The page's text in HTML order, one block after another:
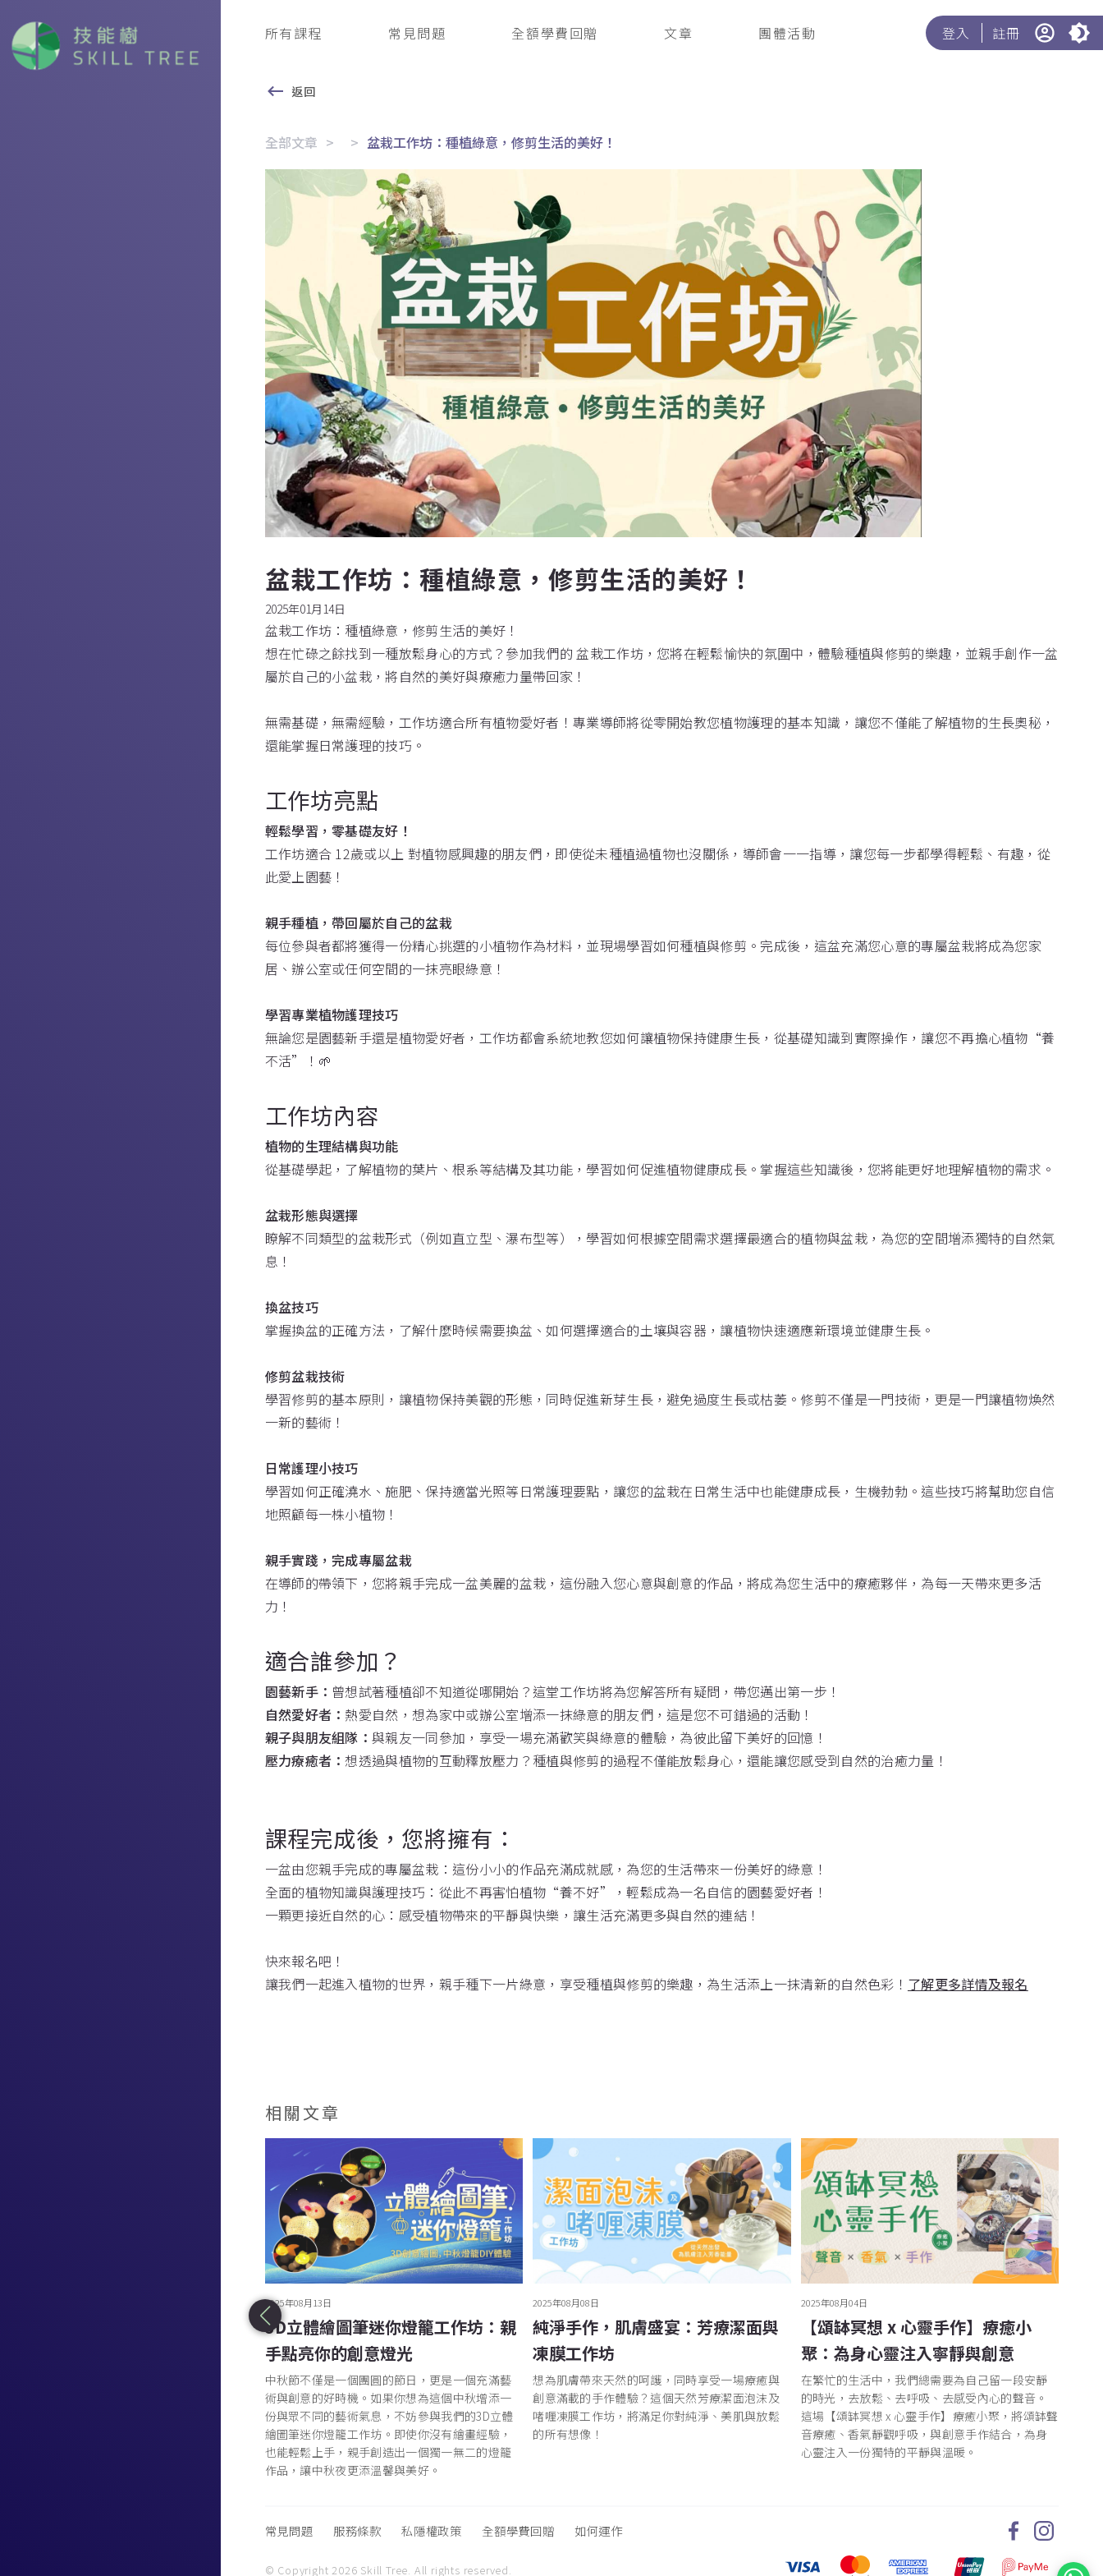
所有課程 常見問題 全額學費回贈 文章 團體活動 登入 註冊
返回
全部文章 盆栽工作坊：種植綠意，修剪生活的美好！
盆栽工作坊：種植綠意，修剪生活的美好！
2025年01月14日
盆栽工作坊：種植綠意，修剪生活的美好！
想在忙碌之餘找到一種放鬆身心的方式？參加我們的 盆栽工作坊，您將在輕鬆愉快的氛圍中，體驗種植與修剪的樂趣，並親手創作一盆
屬於自己的小盆栽，將自然的美好與療癒力量帶回家！
無需基礎，無需經驗，工作坊適合所有植物愛好者！專業導師將從零開始教您植物護理的基本知識，讓您不僅能了解植物的生長奧秘，
還能掌握日常護理的技巧。
工作坊亮點
輕鬆學習，零基礎友好！
工作坊適合 12歲或以上 對植物感興趣的朋友們，即使從未種植過植物也沒關係，導師會一一指導，讓您每一步都學得輕鬆、有趣，從
此愛上園藝！
親手種植，帶回屬於自己的盆栽
每位參與者都將獲得一份精心挑選的小植物作為材料，並現場學習如何種植與修剪。完成後，這盆充滿您心意的專屬盆栽將成為您家
居、辦公室或任何空間的一抹亮眼綠意！
學習專業植物護理技巧
無論您是園藝新手還是植物愛好者，工作坊都會系統地教您如何讓植物保持健康生長，從基礎知識到實際操作，讓您不再擔心植物“養
不活”！🌱
工作坊內容
植物的生理結構與功能
從基礎學起，了解植物的葉片、根系等結構及其功能，學習如何促進植物健康成長。掌握這些知識後，您將能更好地理解植物的需求。
盆栽形態與選擇
瞭解不同類型的盆栽形式（例如直立型、瀑布型等），學習如何根據空間需求選擇最適合的植物與盆栽，為您的空間增添獨特的自然氣
息！
換盆技巧
掌握換盆的正確方法，了解什麼時候需要換盆、如何選擇適合的土壤與容器，讓植物快速適應新環境並健康生長。
修剪盆栽技術
學習修剪的基本原則，讓植物保持美觀的形態，同時促進新芽生長，避免過度生長或枯萎。修剪不僅是一門技術，更是一門讓植物煥然
一新的藝術！
日常護理小技巧
學習如何正確澆水、施肥、保持適當光照等日常護理要點，讓您的盆栽在日常生活中也能健康成長，生機勃勃。這些技巧將幫助您自信
地照顧每一株小植物！
親手實踐，完成專屬盆栽
在導師的帶領下，您將親手完成一盆美麗的盆栽，這份融入您心意與創意的作品，將成為您生活中的療癒夥伴，為每一天帶來更多活
力！
適合誰參加？
園藝新手： 曾想試著種植卻不知道從哪開始？這堂工作坊將為您解答所有疑問，帶您邁出第一步！
自然愛好者： 熱愛自然，想為家中或辦公室增添一抹綠意的朋友們，這是您不可錯過的活動！
親子與朋友組隊：與親友一同參加，享受一場充滿歡笑與綠意的體驗，為彼此留下美好的回憶！
壓力療癒者：想透過與植物的互動釋放壓力？種植與修剪的過程不僅能放鬆身心，還能讓您感受到自然的治癒力量！
課程完成後，您將擁有：
一盆由您親手完成的專屬盆栽：這份小小的作品充滿成就感，為您的生活帶來一份美好的綠意！
全面的植物知識與護理技巧：從此不再害怕植物“養不好”，輕鬆成為一名自信的園藝愛好者！
一顆更接近自然的心：感受植物帶來的平靜與快樂，讓生活充滿更多與自然的連結！
快來報名吧！
讓我們一起進入植物的世界，親手種下一片綠意，享受種植與修剪的樂趣，為生活添上一抹清新的自然色彩！ 了解更多詳情及報名
相關文章
2025年08月13日
3D立體繪圖筆迷你燈籠工作坊：親
手點亮你的創意燈光
中秋節不僅是一個團圓的節日，更是一個充滿藝
術與創意的好時機。如果你想為這個中秋增添一
份與眾不同的藝術氣息，不妨參與我們的3D立體
繪圖筆迷你燈籠工作坊。即使你沒有繪畫經驗，
也能輕鬆上手，親手創造出一個獨一無二的燈籠
作品，讓中秋夜更添溫馨與美好。
2025年08月08日
純淨手作，肌膚盛宴：芳療潔面與
凍膜工作坊
想為肌膚帶來天然的呵護，同時享受一場療癒與
創意滿載的手作體驗？這個天然芳療潔面泡沫及
啫喱凍膜工作坊，將滿足你對純淨、美肌與放鬆
的所有想像！
2025年08月04日
【頌缽冥想 x 心靈手作】療癒小
聚：為身心靈注入寧靜與創意
在繁忙的生活中，我們總需要為自己留一段安靜
的時光，去放鬆、去呼吸、去感受內心的聲音。
這場【頌缽冥想 x 心靈手作】療癒小聚，將頌缽聲
音療癒、香氣靜觀呼吸，與創意手作結合，為身
心靈注入一份獨特的平靜與溫暖。
常見問題 服務條款 私隱權政策 全額學費回贈 如何運作
© Copyright 2026 Skill Tree. All rights reserved.